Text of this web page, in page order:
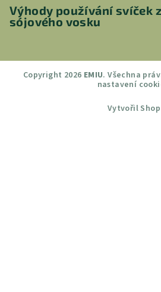
Výhody používání svíček
sójového vosku
Copyright 2026 EMIU. Všechna
nastavení
Vytvořil